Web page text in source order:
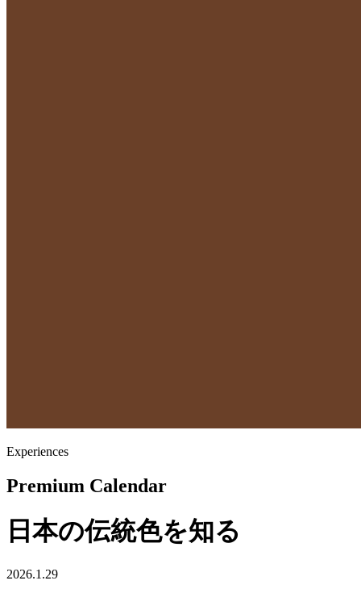
Experiences
Premium Calendar
日本の伝統色を知る
2026.1.29